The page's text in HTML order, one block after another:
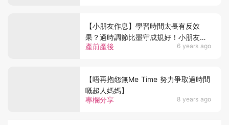
產前產後 6 years ago
【小朋友作息】學習時間太長有反效
果？適時調節比墨守成規好！小朋友生
活時間管理6大貼士
專欄分享 8 years ago
【唔再抱怨無Me Time 努力爭取過時間
嘅超人媽媽】